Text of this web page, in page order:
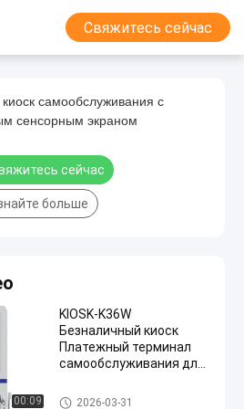
Свяжитесь сейчас
самообслуживания с
сенсорным экраном
сейчас
больше
00:09
KIOSK-K36W
Безналичный киоск
Платежный терминал
самообслуживания для
банковского дела
киоск оплаты собственной л
2026-03-31